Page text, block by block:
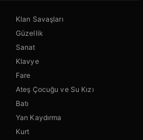
Klan Savaşları
Güzellik
Sanat
Klavye
Fare
Ateş Çocuğu ve Su Kızı
Batı
Yan Kaydırma
Kurt